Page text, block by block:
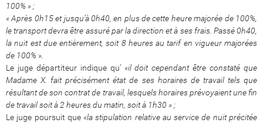
100% » ;
« Après 0h15 et jusqu’à 0h40, en plus de cette heure majorée de 100%,
le transport devra être assuré par la direction et à ses frais. Passé 0h40,
la nuit est due entièrement, soit 8 heures au tarif en vigueur majorées
de 100% ».
Le juge départiteur indique qu’ «il doit cependant être constaté que
Madame X. fait précisément état de ses horaires de travail tels que
résultant de son contrat de travail, lesquels horaires prévoyaient une fin
de travail soit à 2 heures du matin, soit à 1h30 » ;
Le juge poursuit que«la stipulation relative au service de nuit précitée